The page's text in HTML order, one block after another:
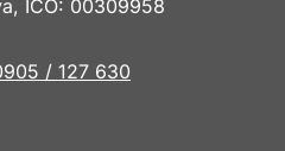
IČO: 00309958
/ 127 630